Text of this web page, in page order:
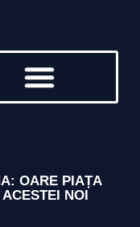
OARE PIAȚA
NOI